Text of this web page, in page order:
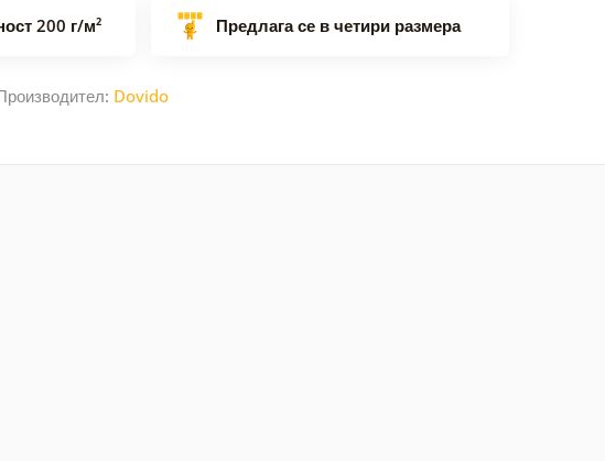
200 г/м² Предлага се в четири размера
Dovido